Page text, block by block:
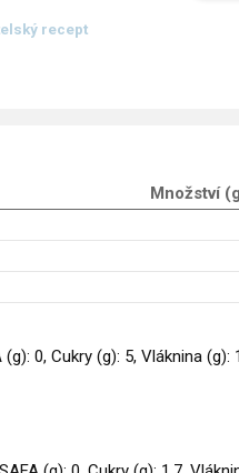
recept
Množství
0, Cukry (g): 5, Vláknina (g):